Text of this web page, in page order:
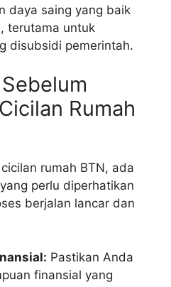
daya saing yang baik
terutama untuk
disubsidi pemerintah.
Rumah
rumah BTN, ada
perlu diperhatikan
berjalan lancar dan
Pastikan Anda
finansial yang